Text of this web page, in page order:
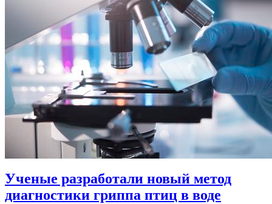
Ученые разработали новый метод
диагностики гриппа птиц в воде